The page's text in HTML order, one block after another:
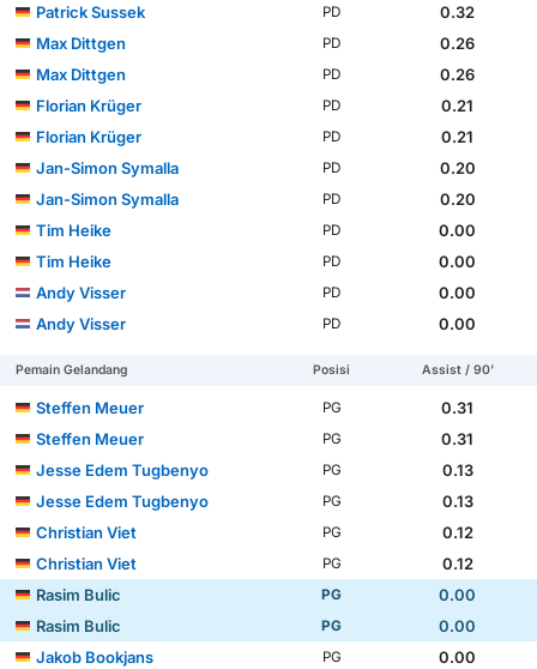
Patrick Sussek
PD
0.32
Max Dittgen
PD
0.26
Max Dittgen
PD
0.26
Florian Krüger
PD
0.21
Florian Krüger
PD
0.21
Jan-Simon Symalla
PD
0.20
Jan-Simon Symalla
PD
0.20
Tim Heike
PD
0.00
Tim Heike
PD
0.00
Andy Visser
PD
0.00
Andy Visser
PD 0.00
Pemain Gelandang Posisi Assist / 90'
Steffen Meuer PG
0.31
Steffen Meuer
PG
0.31
Jesse Edem Tugbenyo
PG
0.13
Jesse Edem Tugbenyo
PG
0.13
Christian Viet
PG
0.12
Christian Viet
PG
0.12
Rasim Bulic
PG
0.00
Rasim Bulic
PG
0.00
Jakob Bookjans
PG
0.00